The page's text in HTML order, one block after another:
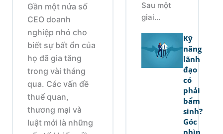
Sau một
giai...
Kỹ
năng
lãnh
đạo
có
phải
bẩm
sinh?
Góc
Gần một nửa số
CEO doanh
nghiệp nhỏ cho
biết sự bất ổn của
họ đã gia tăng
trong vài tháng
qua. Các vấn đề
thuế quan,
thương mại và
luật mới là những